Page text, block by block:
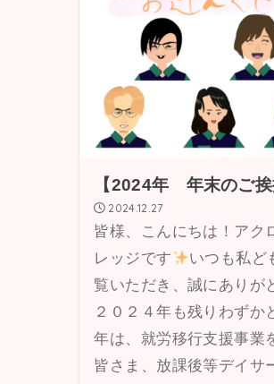
【2024年 年末のご挨
2024.12.27
皆様、こんにちは！アク
レッジです
いつも私ど
覧いただき、誠にありが
２０２４年も残りわずか
年は、就労移行支援事業
皆さま、放課後等デイサ